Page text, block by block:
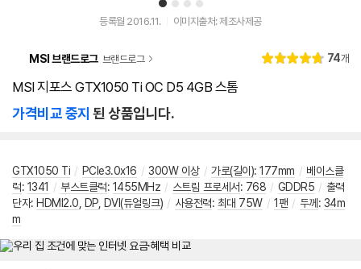
1 2 3 4
등록월 2016.11. 이미지출처: 제조사제공
MSI 브랜드로그 브랜드로그
별
4.
리
74개
MSI 지포스 GTX1050 Ti OC D5 4GB 스톰
가격비교 중지 된 상품입니다.
GTX1050 Ti / PCIe3.0x16 / 300W 이상 / 가로(길이): 177mm / 베이스클
럭: 1341 / 부스트클럭: 1455MHz / 스트림 프로세서: 768 / GDDR5 / 출력
단자: HDMI2.0 DP, DVI(듀얼링크) / 사용전력: 최대 75W / 1팬 / 두께 : 34m
m